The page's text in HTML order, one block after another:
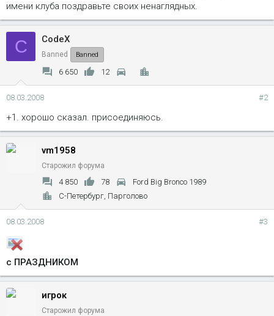
имени клуба поздравьте своих ненаглядных.
C CodeX
Banned Banned
6 650 12
08.03.2008 #2
+1. хорошо сказал. присоединяюсь.
vm1958
Старожил форума
4 850 78
Ford Big Bronco 1989
С-Петербург, Парголово
08.03.2008 #3
с ПРАЗДНИКОМ
игрок
Старожил форума